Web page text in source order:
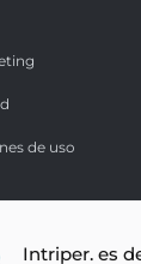
de uso
Intriper. es